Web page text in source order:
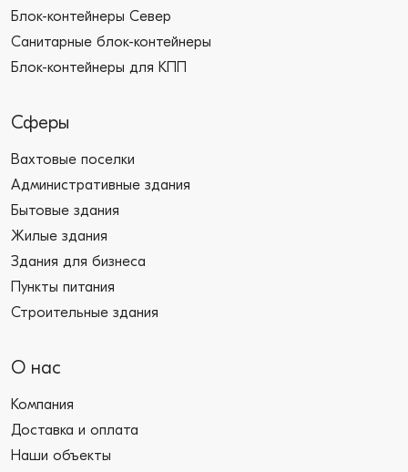
Блок-контейнеры Север
Санитарные блок-контейнеры
Блок-контейнеры для КПП
Сферы
Вахтовые поселки
Административные здания
Бытовые здания
Жилые здания
Здания для бизнеса
Пункты питания
Строительные здания
О нас
Компания
Доставка и оплата
Наши объекты